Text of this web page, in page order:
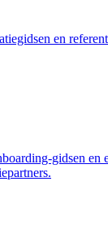
en
gidsen en